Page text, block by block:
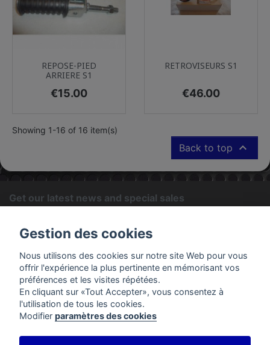
REPOSE-PIED
ARRIERE S1
Price
€15.00
RETROVISEURS S1
Price
€46.00
Showing 1-16 of 16 item(s)
Back to top 
Get our latest news and special sales
find our contact info in the legal notice.
PRODUCTS
Gestion des cookies
Nous utilisons des cookies sur notre site Web pour vous
offrir l'expérience la plus pertinente en mémorisant vos
préférences et les visites répétées.
En cliquant sur «Tout Accepter», vous consentez à
l'utilisation de tous les cookies.
Modifier paramètres des cookies